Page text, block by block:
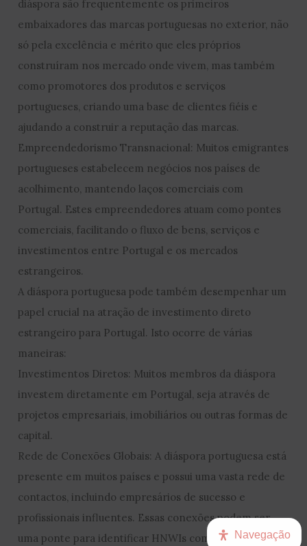
diáspora são frequentemente os primeiros
embaixadores das marcas portuguesas no exterior, não
só pela excelência e mérito que eles próprios
construíram nos mercado onde vivem, mas também
como promotores dos produtos e serviços
portugueses, criando uma base de clientes fiéis e
ajudando a construir a reputação das marcas.
Empreendedorismo Transnacional: Muitos emigrantes
portugueses estabelecem negócios nos países de
acolhimento, mantendo laços comerciais com
Portugal. Estes empreendedores atuam como pontes
comerciais, facilitando o fluxo de bens, serviços e
investimentos entre Portugal e os mercados
estrangeiros.
A diáspora portuguesa pode também desempenhar um
papel crucial na atração de investimento direto
estrangeiro para Portugal. Isto ocorre de várias
maneiras:
Investimentos Diretos: Muitos membros da diáspora
investem diretamente em Portugal, seja através de
projetos empresariais, imobiliários ou outras formas de
capital.
Rede de Conexões Globais: A diáspora portuguesa está
presente em muitos países e possui uma vasta rede de
contactos, incluindo empresários de sucesso e
profissionais influentes. Essas conexões podem ser
uma ponte para identificar HNWIs com interesse ou
Navegação